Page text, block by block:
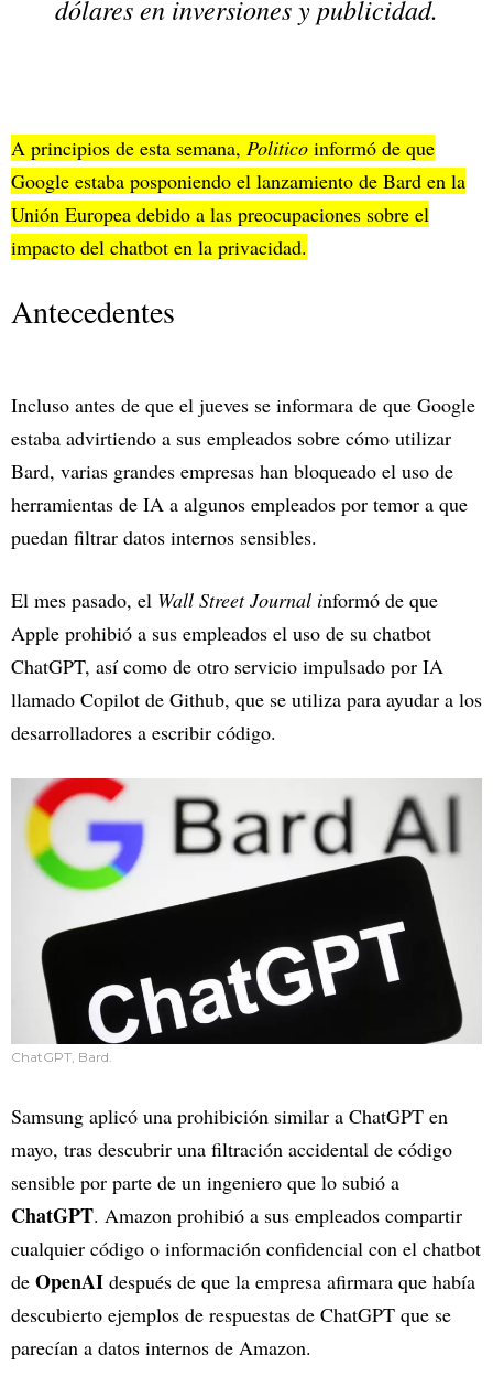
dólares en inversiones y publicidad.
A principios de esta semana, Politico informó de que
Google estaba posponiendo el lanzamiento de Bard en la
Unión Europea debido a las preocupaciones sobre el
impacto del chatbot en la privacidad.
Antecedentes
Incluso antes de que el jueves se informara de que Google
estaba advirtiendo a sus empleados sobre cómo utilizar
Bard, varias grandes empresas han bloqueado el uso de
herramientas de IA a algunos empleados por temor a que
puedan filtrar datos internos sensibles.
El mes pasado, el Wall Street Journal informó de que
Apple prohibió a sus empleados el uso de su chatbot
ChatGPT, así como de otro servicio impulsado por IA
llamado Copilot de Github, que se utiliza para ayudar a los
desarrolladores a escribir código.
ChatGPT, Bard.
Samsung aplicó una prohibición similar a ChatGPT en
mayo, tras descubrir una filtración accidental de código
sensible por parte de un ingeniero que lo subió a
ChatGPT. Amazon prohibió a sus empleados compartir
cualquier código o información confidencial con el chatbot
de OpenAI después de que la empresa afirmara que había
descubierto ejemplos de respuestas de ChatGPT que se
parecían a datos internos de Amazon.